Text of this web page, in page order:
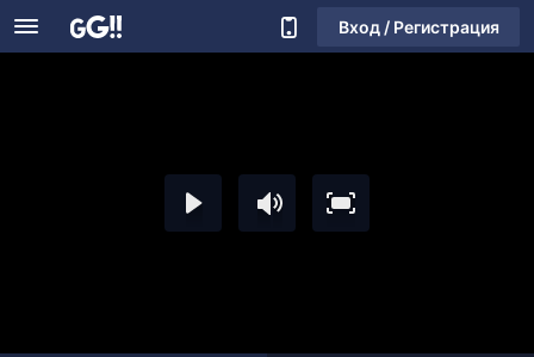
Вход / Регистрация